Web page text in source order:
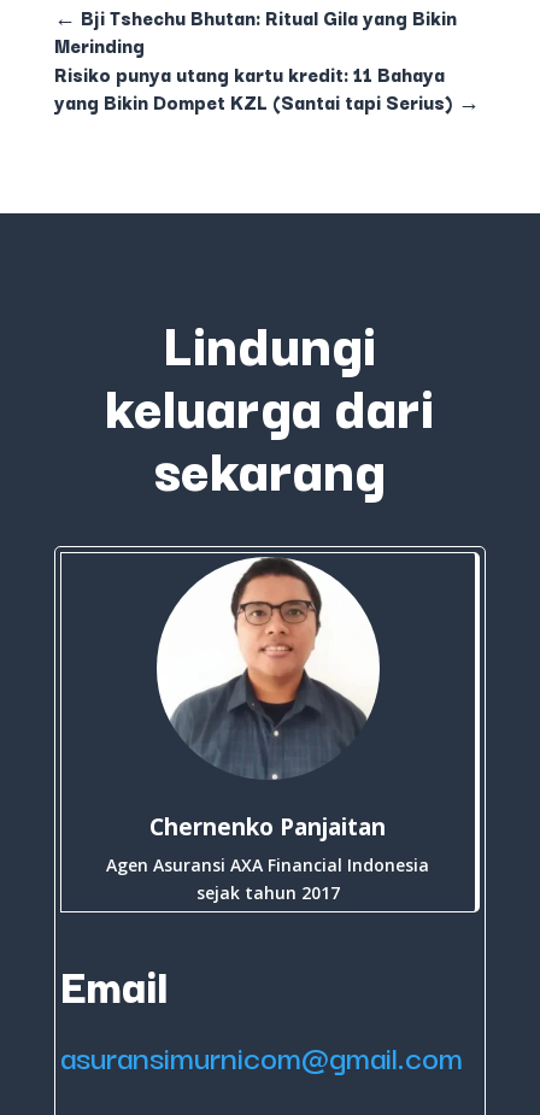
← Bji Tshechu Bhutan: Ritual Gila yang Bikin
Merinding
Risiko punya utang kartu kredit: 11 Bahaya
yang Bikin Dompet KZL (Santai tapi Serius) →
Lindungi
keluarga dari
sekarang
Chernenko Panjaitan
Agen Asuransi AXA Financial Indonesia
sejak tahun 2017
Email
asuransimurnicom@gmail.com